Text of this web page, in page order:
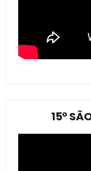
15º